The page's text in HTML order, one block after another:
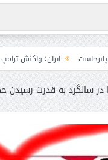
ایران؛ واکنش ترامپ و معاونش
در سالگرد به قدرت